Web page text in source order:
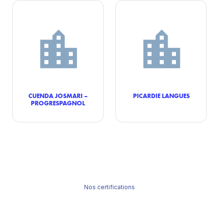
CUENDA JOSMARI –
PROGRESPAGNOL
PICARDIE LANGUES
Nos certifications